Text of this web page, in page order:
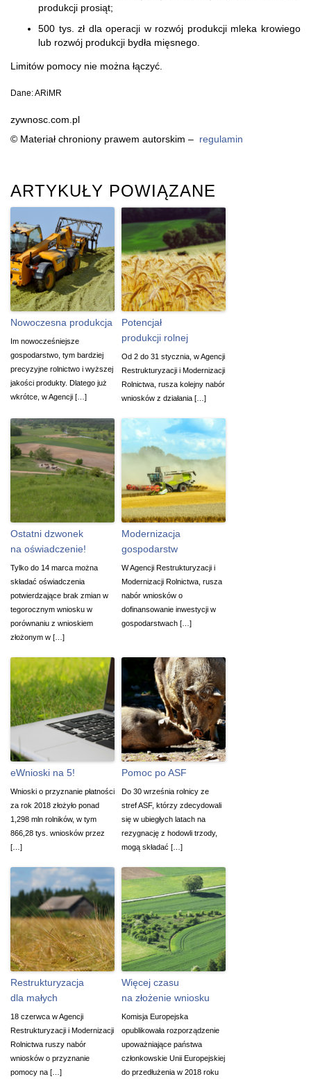
produkcji prosiąt;
500 tys. zł dla operacji w rozwój produkcji mleka krowiego
lub rozwój produkcji bydła mięsnego.
Limitów pomocy nie można łączyć.
Dane: ARiMR
zywnosc.com.pl
© Materiał chroniony prawem autorskim – regulamin
ARTYKUŁY POWIĄZANE
Nowoczesna produkcja
Im nowocześniejsze
gospodarstwo, tym bardziej
precyzyjne rolnictwo i wyższej
jakości produkty. Dlatego już
wkrótce, w Agencji […]
Potencjał
produkcji rolnej
Od 2 do 31 stycznia, w Agencji
Restrukturyzacji i Modernizacji
Rolnictwa, rusza kolejny nabór
wniosków z działania […]
Ostatni dzwonek
na oświadczenie!
Tylko do 14 marca można
składać oświadczenia
potwierdzające brak zmian w
tegorocznym wniosku w
porównaniu z wnioskiem
złożonym w […]
Modernizacja
gospodarstw
W Agencji Restrukturyzacji i
Modernizacji Rolnictwa, rusza
nabór wniosków o
dofinansowanie inwestycji w
gospodarstwach […]
eWnioski na 5!
Wnioski o przyznanie płatności
za rok 2018 złożyło ponad
1,298 mln rolników, w tym
866,28 tys. wniosków przez
[…]
Pomoc po ASF
Do 30 września rolnicy ze
stref ASF, którzy zdecydowali
się w ubiegłych latach na
rezygnację z hodowli trzody,
mogą składać […]
Restrukturyzacja
dla małych
18 czerwca w Agencji
Restrukturyzacji i Modernizacji
Rolnictwa ruszy nabór
wniosków o przyznanie
pomocy na […]
Więcej czasu
na złożenie wniosku
Komisja Europejska
opublikowała rozporządzenie
upoważniające państwa
członkowskie Unii Europejskiej
do przedłużenia w 2018 roku